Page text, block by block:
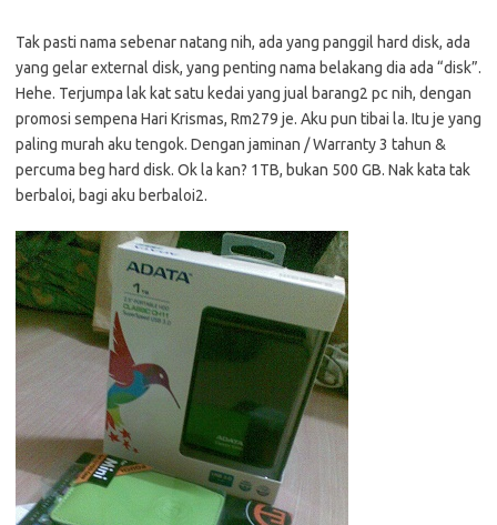
Tak pasti nama sebenar natang nih, ada yang panggil hard disk, ada
yang gelar external disk, yang penting nama belakang dia ada “disk”.
Hehe. Terjumpa lak kat satu kedai yang jual barang2 pc nih, dengan
promosi sempena Hari Krismas, Rm279 je. Aku pun tibai la. Itu je yang
paling murah aku tengok. Dengan jaminan / Warranty 3 tahun &
percuma beg hard disk. Ok la kan? 1TB, bukan 500 GB. Nak kata tak
berbaloi, bagi aku berbaloi2.